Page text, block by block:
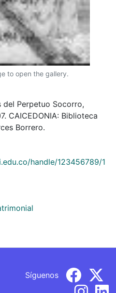
to open the gallery.
del Perpetuo Socorro,
CAICEDONIA: Biblioteca
Borrero.
handle/123456789/1
Síguenos